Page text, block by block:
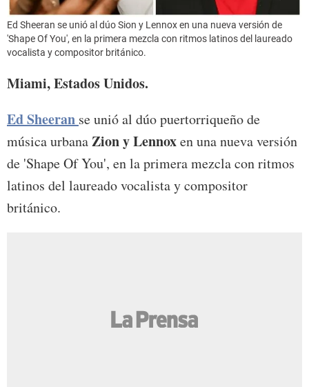
Ed Sheeran se unió al dúo Sion y Lennox en una nueva versión de
'Shape Of You', en la primera mezcla con ritmos latinos del laureado
vocalista y compositor británico.
Miami, Estados Unidos.
Ed Sheeran se unió al dúo puertorriqueño de
música urbanaZion y Lennoxen una nueva versión
de 'Shape Of You', en la primera mezcla con ritmos
latinos del laureado vocalista y compositor
británico.